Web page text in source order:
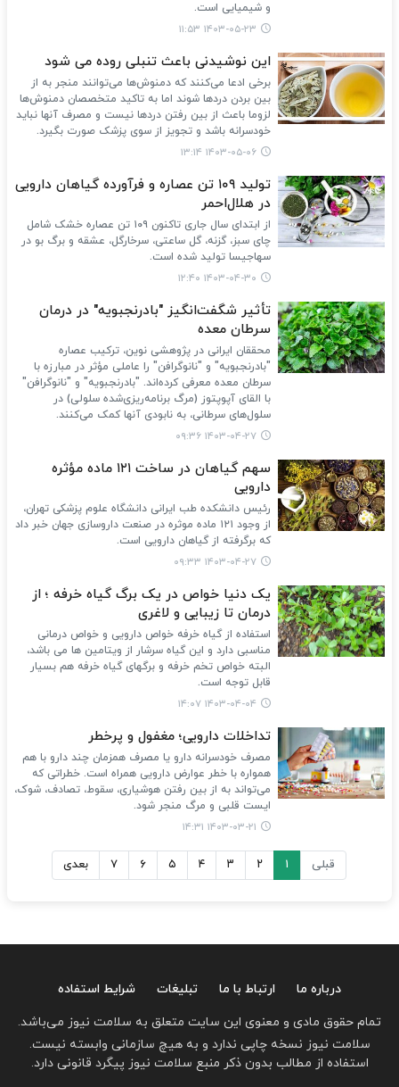
و شیمیایی است.
۱۴۰۳-۰۵-۲۳ ۱۱:۵۳
این نوشیدنی باعث تنبلی روده می شود
برخی ادعا می‌کنند که دمنوش‌ها می‌توانند منجر به از
بین بردن دردها شوند اما به تاکید متخصصان دمنوش‌ها
لزوما باعث از بین رفتن دردها نیست و مصرف آنها نباید
خودسرانه باشد و تجویز از سوی پزشک صورت بگیرد.
۱۴۰۳-۰۵-۰۶ ۱۳:۱۴
تولید ۱۰۹ تن عصاره و فرآورده گیاهان دارویی
در هلال‌احمر
از ابتدای سال جاری تاکنون ۱۰۹ تن عصاره خشک شامل
چای سبز، گزنه، گل ساعتی، سرخارگل، عشقه و برگ بو در
سهاجیسا تولید شده است.
۱۴۰۳-۰۴-۳۰ ۱۲:۴۰
تأثیر شگفت‌انگیز "بادرنجبویه" در درمان
سرطان معده
محققان ایرانی در پژوهشی نوین، ترکیب عصاره
"بادرنجبویه" و "نانوگرافن" را عاملی مؤثر در مبارزه با
سرطان معده معرفی کرده‌اند. "بادرنجبویه" و "نانوگرافن"
با القای آپوپتوز (مرگ برنامه‌ریزی‌شده سلولی) در
سلول‌های سرطانی، به نابودی آنها کمک می‌کنند.
۱۴۰۳-۰۴-۲۷ ۰۹:۳۶
سهم گیاهان در ساخت ۱۲۱ ماده مؤثره
دارویی
رئیس دانشکده طب ایرانی دانشگاه علوم پزشکی تهران،
از وجود ۱۲۱ ماده موثره در صنعت داروسازی جهان خبر داد
که برگرفته از گیاهان دارویی است.
۱۴۰۳-۰۴-۲۷ ۰۹:۳۳
یک دنیا خواص در یک برگ گیاه خرفه ؛ از
درمان تا زیبایی و لاغری
استفاده از گیاه خرفه خواص دارویی و خواص درمانی
مناسبی دارد و این گیاه سرشار از ویتامین ها می باشد،
البته خواص تخم خرفه و برگهای گیاه خرفه هم بسیار
قابل توجه است.
۱۴۰۳-۰۴-۰۴ ۱۴:۰۷
تداخلات دارویی؛ مغفول و پرخطر
مصرف خودسرانه دارو یا مصرف همزمان چند دارو با هم
همواره با خطر عوارض دارویی همراه است. خطراتی که
می‌تواند به از بین رفتن هوشیاری، سقوط، تصادف، شوک،
ایست قلبی و مرگ منجر شود.
۱۴۰۳-۰۳-۲۱ ۱۴:۳۱
قبلی ۱ ۲ ۳ ۴ ۵ ۶ ۷ بعدی
درباره ما ارتباط با ما تبلیغات
شرایط استفاده
تمام حقوق مادی و معنوی این سایت متعلق به سلامت نیوز می‌باشد.
سلامت نیوز نسخه چاپی ندارد و به هیچ سازمانی وابسته نیست.
استفاده از مطالب بدون ذکر منبع سلامت نیوز پیگرد قانونی دارد.